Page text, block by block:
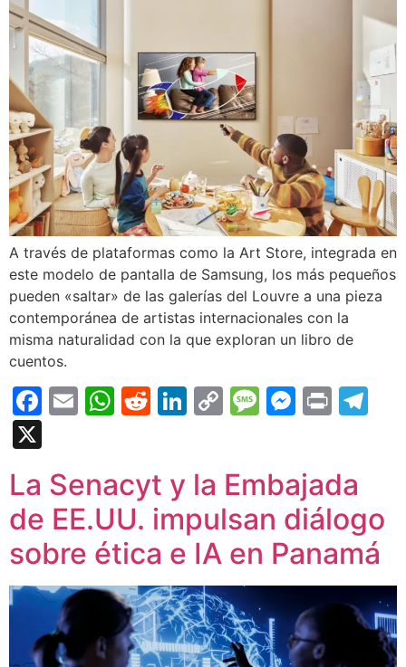
A través de plataformas como la Art Store, integrada en
este modelo de pantalla de Samsung, los más pequeños
pueden «saltar» de las galerías del Louvre a una pieza
contemporánea de artistas internacionales con la
misma naturalidad con la que exploran un libro de
cuentos.
Facebook
EmailWhatsApp
Reddit
LinkedIn
CopyMessage
Print
La Senacyt y la Embajada
de EE.UU. impulsan diálogo
sobre ética e IA en Panamá